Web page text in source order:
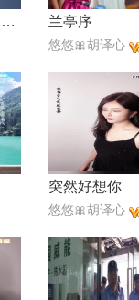
烟雨濛濛【蓓蕾之声】 兰亭序
悠悠🎀胡译心
突然好想你
悠悠🎀胡译心